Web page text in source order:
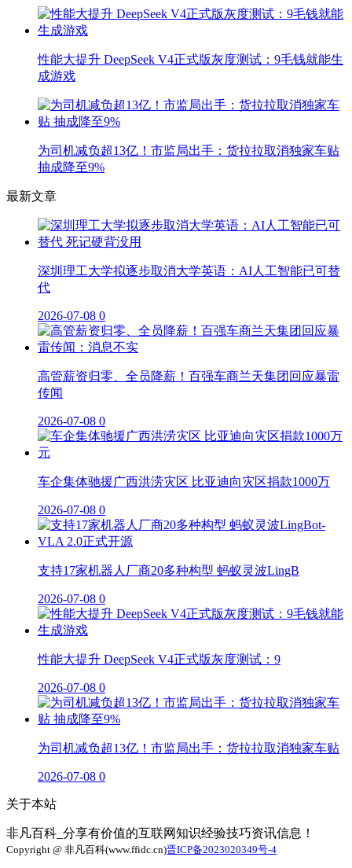
性能大提升 DeepSeek V4正式版灰度测试：9毛钱就能生
成游戏
为司机减负超13亿！市监局出手：货拉拉取消独家车贴
抽成降至9%
最新文章
深圳理工大学拟逐步取消大学英语：AI人工智能已可替
代
2026-07-08 0
高管薪资归零、全员降薪！百强车商兰天集团回应暴雷
传闻
2026-07-08 0
车企集体驰援广西洪涝灾区 比亚迪向灾区捐款1000万
2026-07-08 0
支持17家机器人厂商20多种构型 蚂蚁灵波LingB
2026-07-08 0
性能大提升 DeepSeek V4正式版灰度测试：9
2026-07-08 0
为司机减负超13亿！市监局出手：货拉拉取消独家车贴
2026-07-08 0
关于本站
非凡百科_分享有价值的互联网知识经验技巧资讯信息！
Copyright @ 非凡百科(www.ffidc.cn)晋ICP备2023020349号-4